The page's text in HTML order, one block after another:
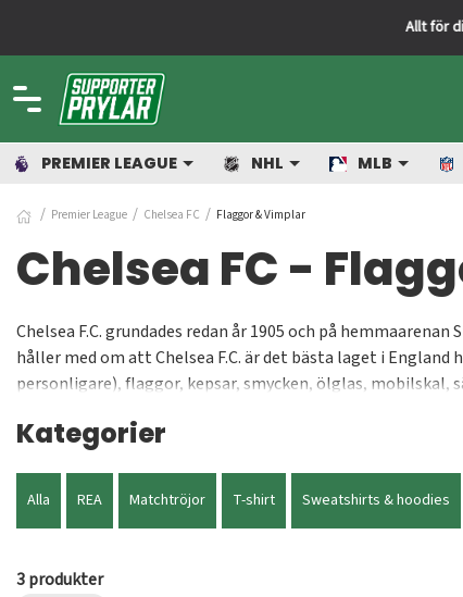
PREMIER LEAGUE NHL MLB
Premier League Chelsea FC Flaggor & Vimplar
Chelsea FC -
Chelsea F.C. grundades redan år 1905 och på
håller med om att Chelsea F.C. är det bästa laget i
personligare), flaggor, kepsar, smycken, ölglas, mobilskal,
Kategorier
Alla REA Matchtröjor T-shirt Sweatshirts & hoodies
3 produkter